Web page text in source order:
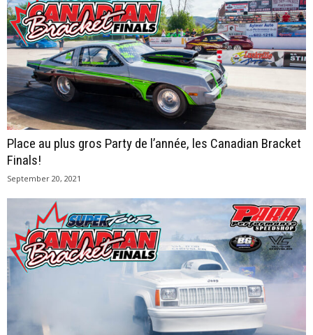
Place au plus gros Party de l’année, les Canadian Bracket
Finals!
September 20, 2021